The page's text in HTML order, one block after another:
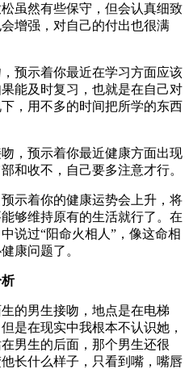
虽然有些保守，但会认真细致
增强，对自己的付出也很满
示着你最近在学习方面应该
能及时复习，也就是在自己对
，用不多的时间把所学的东西
预示着你最近健康方面出现
和收不，自己要多注意才行。
着你的健康运势会上升，将
够维持原有的生活就行了。在
说过“阳命火相人”，像这命相
康问题了。
男生接吻，地点是在电梯
是在现实中我根本不认识她，
男生的后面，那个男生还很
长什么样子，只看到嘴，嘴唇